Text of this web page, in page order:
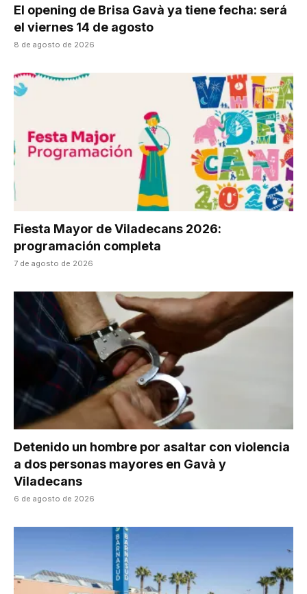
El opening de Brisa Gavà ya tiene fecha: será
el viernes 14 de agosto
8 de agosto de 2026
Fiesta Mayor de Viladecans 2026:
programación completa
7 de agosto de 2026
Detenido un hombre por asaltar con violencia
a dos personas mayores en Gavà y
Viladecans
6 de agosto de 2026